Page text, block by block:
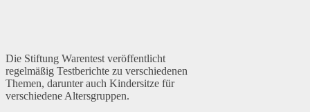
Die Stiftung Warentest veröffentlicht
regelmäßig Testberichte zu verschiedenen
Themen, darunter auch Kindersitze für
verschiedene Altersgruppen.